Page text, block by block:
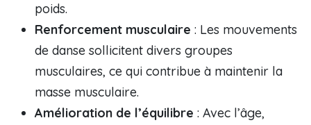
poids.
Renforcement musculaire : Les mouvements
de danse sollicitent divers groupes
musculaires, ce qui contribue à maintenir la
masse musculaire.
Amélioration de l’équilibre : Avec l’âge,